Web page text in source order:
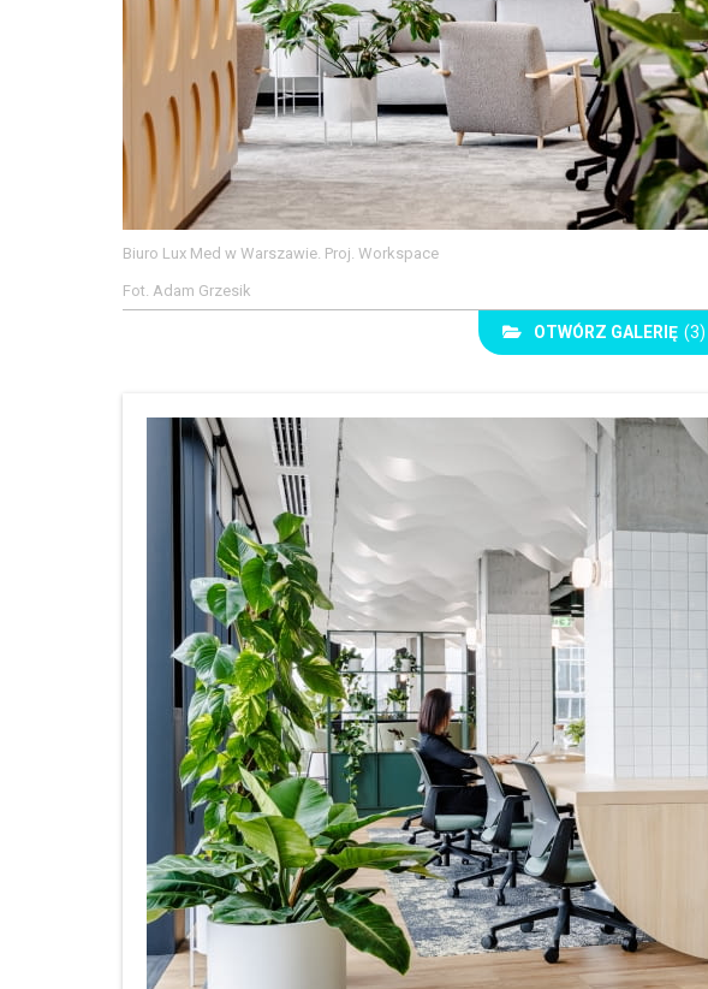
Biuro Lux Med w Warszawie. Proj. Workspace
Fot. Adam Grzesik
OTWÓRZ GALERIĘ (3)